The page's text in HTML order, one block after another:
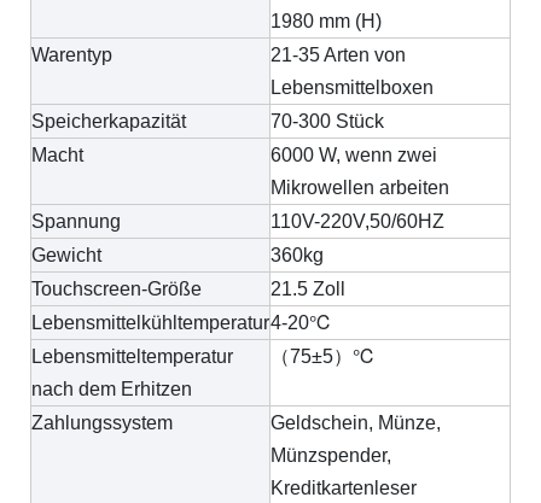
1980 mm (H)
Warentyp
21-35 Arten von
Lebensmittelboxen
Speicherkapazität
70-300 Stück
Macht
6000 W, wenn zwei
Mikrowellen arbeiten
Spannung
110V-220V,50/60HZ
Gewicht
360kg
Touchscreen-Größe
21.5 Zoll
Lebensmittelkühltemperatur4-20℃
Lebensmitteltemperatur
nach dem Erhitzen
（75±5）℃
Zahlungssystem
Geldschein, Münze,
Münzspender,
Kreditkartenleser